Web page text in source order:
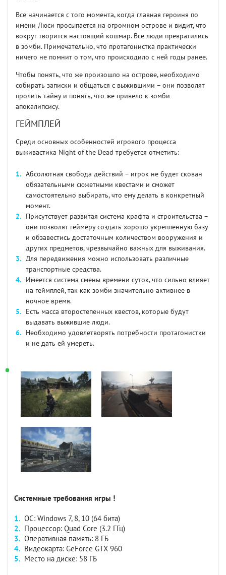
Все начинается с того момента, когда главная героиня по
имени Люси просыпается на огромном острове и видит, что
вокруг творится настоящий кошмар. Все люди превратились
в зомби. Примечательно, что протагонистка практически
ничего не помнит о том, что происходило с ней годы ранее.
Чтобы понять, что же произошло на острове, необходимо
собирать записки и общаться с выжившими – они позволят
пролить тайну и понять, что же привело к зомби-
апокалипсису.
ГЕЙМПЛЕЙ
Среди основных особенностей игрового процесса
выживастика Night of the Dead требуется отметить:
Абсолютная свобода действий – игрок не будет скован
обязательными сюжетными квестами и сможет
самостоятельно выбирать, что ему делать в конкретный
момент.
Присутствует развитая система крафта и строительства –
они позволят геймеру создать хорошо укрепленную базу
и обзавестись достаточным количеством вооружения и
других предметов, чрезвычайно важных для выживания.
Для передвижения можно использовать различные
транспортные средства.
Имеется система смены времени суток, что сильно влияет
на геймплей, так как зомби значительно активнее в
ночное время.
Есть масса второстепенных квестов, которые будут
выдавать выжившие люди.
Необходимо удовлетворять потребности протагонистки
и не дать ей умереть.
Системные требования игры !
ОС: Windows 7, 8, 10 (64 бита)
Процессор: Quad Core (3.2 ГГц)
Оперативная память: 8 ГБ
Видеокарта: GeForce GTX 960
Место на диске: 58 ГБ